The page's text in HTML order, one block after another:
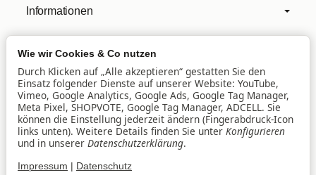
Informationen
Mehr über
Filialen
Lieferservice
Wie wir Cookies & Co nutzen
Durch Klicken auf „Alle akzeptieren“ gestatten Sie den
Einsatz folgender Dienste auf unserer Website: YouTube,
Vimeo, Google Analytics, Google Ads, Google Tag Manager,
Meta Pixel, SHOPVOTE, Google Tag Manager, ADCELL. Sie
können die Einstellung jederzeit ändern (Fingerabdruck-Icon
links unten). Weitere Details finden Sie unter Konfigurieren
und in unserer Datenschutzerklärung.
Impressum Datenschutz